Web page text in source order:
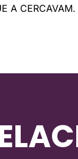
A CERCAVAM.